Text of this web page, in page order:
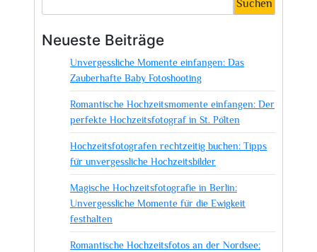
Suchen
Neueste Beiträge
Unvergessliche Momente einfangen: Das
Zauberhafte Baby Fotoshooting
Romantische Hochzeitsmomente einfangen: Der
perfekte Hochzeitsfotograf in St. Pölten
Hochzeitsfotografen rechtzeitig buchen: Tipps
für unvergessliche Hochzeitsbilder
Magische Hochzeitsfotografie in Berlin:
Unvergessliche Momente für die Ewigkeit
festhalten
Romantische Hochzeitsfotos an der Nordsee: